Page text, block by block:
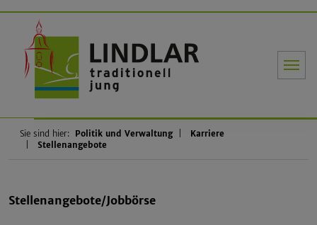
Sie sind hier: Politik und Verwaltung
Karriere
Stellenangebote
Stellenangebote/Jobbörse